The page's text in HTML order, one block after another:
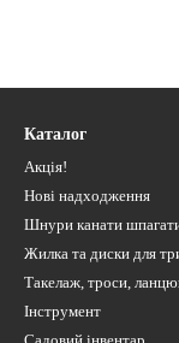
Каталог
Акція!
Нові надходження
Шнури канати
Жилка та диски для
Такелаж, троси,
Інструмент